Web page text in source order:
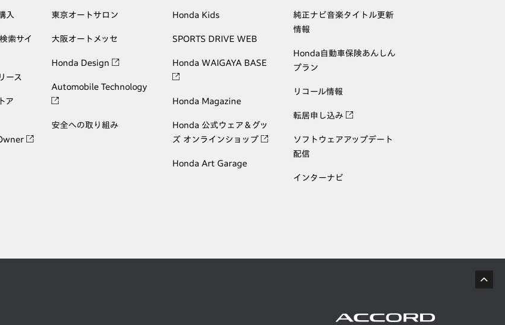
入
索サイ
ース
ア
東京オートサロン
大阪オートメッセ
Honda Design
Automobile Technology
安全への取り組み
Honda Kids
SPORTS DRIVE WEB
Honda WAIGAYA BASE
Honda Magazine
Honda 公式ウェア＆グッ
ズ オンラインショップ
Honda Art Garage
純正ナビ音楽タイトル更新
情報
Honda自動車保険あんしん
プラン
リコール情報
転居申し込み
ソフトウェアアップデート
配信
インターナビ